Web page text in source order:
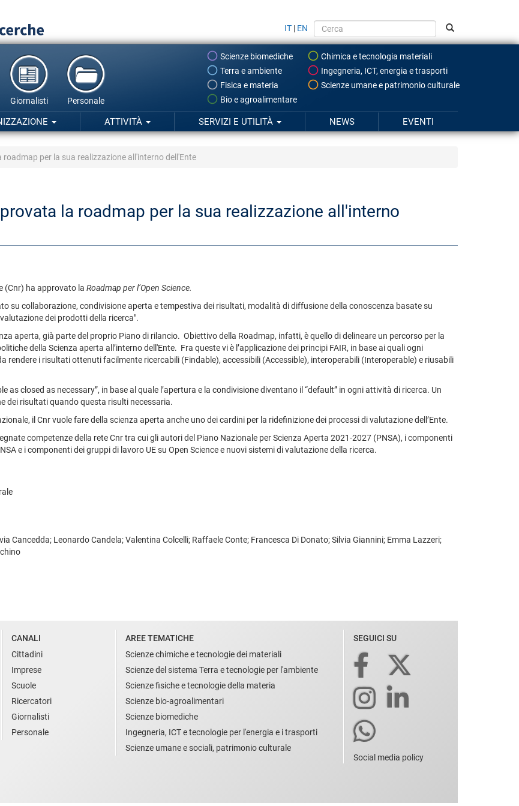
IT | EN
Scienze biomediche
Chimica e tecnologia materiali
Terra e ambiente
Ingegneria, ICT, energia e trasporti
Fisica e materia
Scienze umane e patrimonio culturale
Bio e agroalimentare
Giornalisti Personale
ATTIVITÀ SERVIZI E UTILITÀ NEWS EVENTI
per la sua realizzazione all'interno dell'Ente
la roadmap per la sua realizzazione all'interno
(Cnr) ha approvato la Roadmap per l’Open Science.
su collaborazione, condivisione aperta e tempestiva dei risultati, modalità di diffusione della conoscenza basate su
dei prodotti della ricerca".
aperta, già parte del proprio Piano di rilancio. Obiettivo della Roadmap, infatti, è quello di delineare un percorso per la
della Scienza aperta all’interno dell'Ente. Fra queste vi è l’applicazione dei principi FAIR, in base ai quali ogni
rendere i risultati ottenuti facilmente ricercabili (Findable), accessibili (Accessible), interoperabili (Interoperable) e riusabili
as closed as necessary”, in base al quale l’apertura e la condivisione diventano il “default” in ogni attività di ricerca. Un
dei risultati quando questa risulti necessaria.
il Cnr vuole fare della scienza aperta anche uno dei cardini per la ridefinizione dei processi di valutazione dell’Ente.
competenze della rete Cnr tra cui gli autori del Piano Nazionale per Scienza Aperta 2021-2027 (PNSA), i componenti
e i componenti dei gruppi di lavoro UE su Open Science e nuovi sistemi di valutazione della ricerca.
Cancedda; Leonardo Candela; Valentina Colcelli; Raffaele Conte; Francesca Di Donato; Silvia Giannini; Emma Lazzeri;
CANALI
Cittadini
Imprese
Scuole
Ricercatori
Giornalisti
Personale
AREE TEMATICHE
Scienze chimiche e tecnologie dei materiali
Scienze del sistema Terra e tecnologie per l'ambiente
Scienze fisiche e tecnologie della materia
Scienze bio-agroalimentari
Scienze biomediche
Ingegneria, ICT e tecnologie per l'energia e i trasporti
Scienze umane e sociali, patrimonio culturale
SEGUICI SU
Social media policy